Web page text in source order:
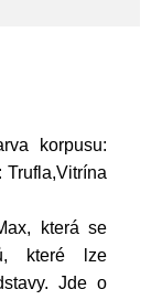
korpusu:
Trufla,Vitrína
která se
které lze
Jde o